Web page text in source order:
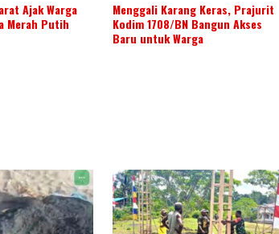
Ajak Warga
Merah Putih
Menggali Karang Keras, Prajurit
Kodim 1708/BN Bangun Akses
Baru untuk Warga